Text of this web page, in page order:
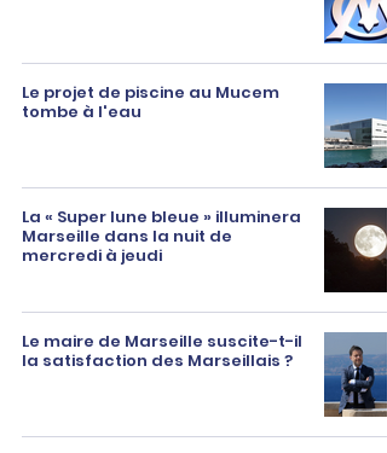
Le projet de piscine au Mucem
tombe à l'eau
La « Super lune bleue » illuminera
Marseille dans la nuit de
mercredi à jeudi
Le maire de Marseille suscite-t-il
la satisfaction des Marseillais ?